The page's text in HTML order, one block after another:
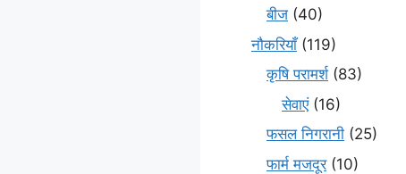
बीज (40)
नौकरियाँ(119)
कृषि परामर्श(83)
सेवाएं(16)
फसल निगरानी (25)
फार्म मजदूर(10)